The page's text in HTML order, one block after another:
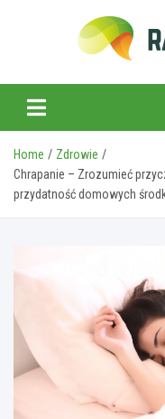
Home
Zdrowie
Chrapanie – Zrozumieć
przydatność domowych